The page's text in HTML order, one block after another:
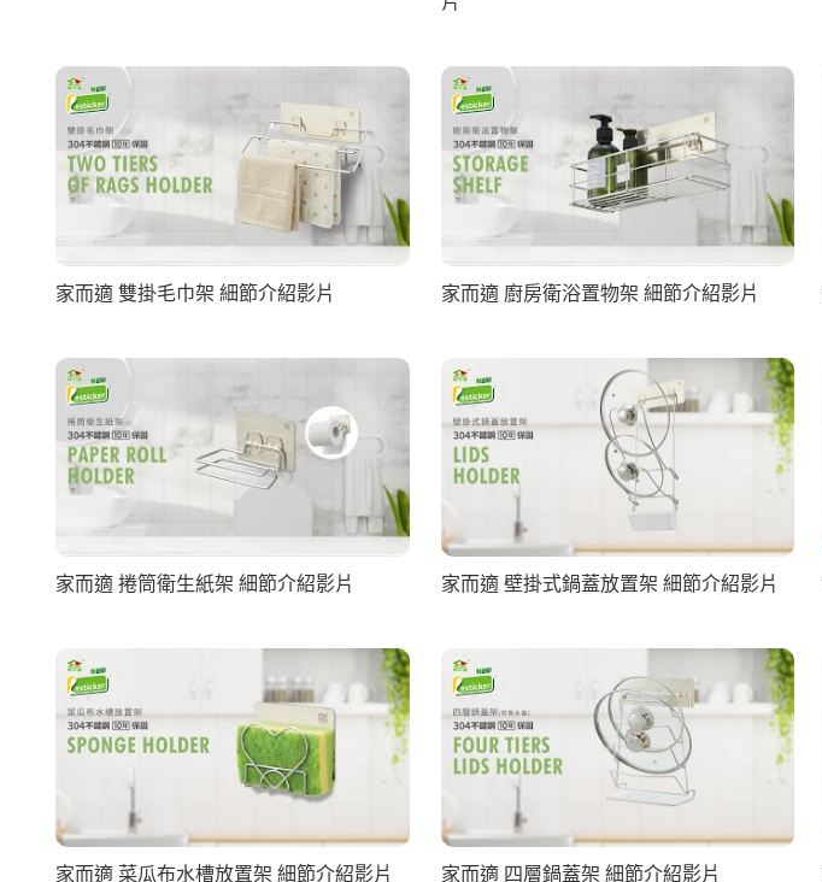
家而適 雙掛毛巾架 細節介紹影片 家而適 廚房衛浴置物架 細節介紹影片
家而適 捲筒衛生紙架 細節介紹影片 家而適 壁掛式鍋蓋放置架 細節介紹影片
家而適 菜瓜布水槽放置架 細節介紹影片 家而適 四層鍋蓋架 細節介紹影片